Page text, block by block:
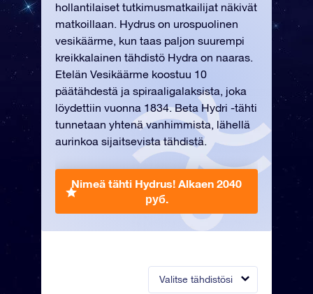
Valitse tähdistösi
hollantilaiset tutkimusmatkailijat näkivät
matkoillaan. Hydrus on urospuolinen
vesikäärme, kun taas paljon suurempi
kreikkalainen tähdistö Hydra on naaras.
Etelän Vesikäärme koostuu 10
päätähdestä ja spiraaligalaksista, joka
löydettiin vuonna 1834. Beta Hydri -tähti
tunnetaan yhtenä vanhimmista, lähellä
aurinkoa sijaitsevista tähdistä.
Nimeä tähti Hydrus! Alkaen 2040
руб.